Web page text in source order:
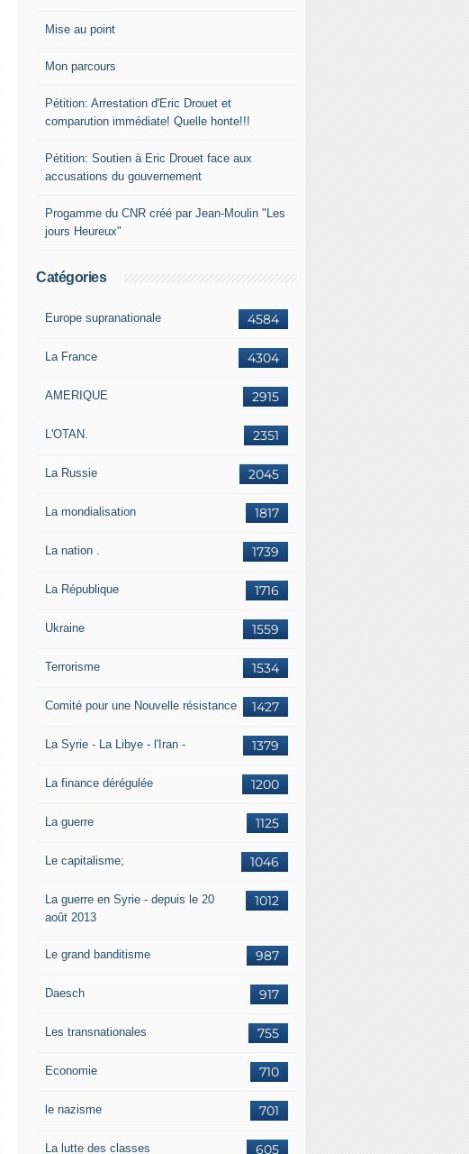
Mise au point
Mon parcours
Pétition: Arrestation d'Eric Drouet et
comparution immédiate! Quelle honte!!!
Pétition: Soutien à Eric Drouet face aux
accusations du gouvernement
Progamme du CNR créé par Jean-Moulin "Les
jours Heureux"
Catégories
4584
Europe supranationale
4304
La France
2915
AMERIQUE
2351
L'OTAN.
2045
La Russie
1817
La mondialisation
1739
La nation .
1716
La République
1559
Ukraine
1534
Terrorisme
1427
Comité pour une Nouvelle résistance
1379
La Syrie - La Libye - l'Iran -
1200
La finance dérégulée
1125
La guerre
1046
Le capitalisme;
1012
La guerre en Syrie - depuis le 20
août 2013
987
Le grand banditisme
917
Daesch
755
Les transnationales
710
Economie
701
le nazisme
605
La lutte des classes